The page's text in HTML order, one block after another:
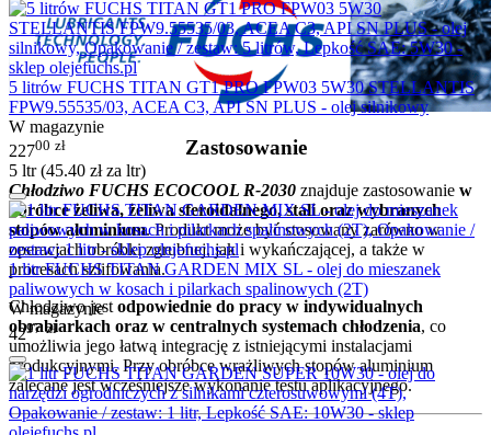
Zastosowanie
Chłodziwo FUCHS ECOCOOL R-2030 znajduje zastosowanie w
obróbce żeliwa, żeliwa sferoidalnego, stali oraz wybranych
stopów aluminium. Produkt może być stosowany zarówno w
operacjach obróbki zgrubnej, jak i wykańczającej, a także w
procesach szlifowania.
Chłodziwo jest odpowiednie do pracy w indywidualnych
obrabiarkach oraz w centralnych systemach chłodzenia, co
umożliwia jego łatwą integrację z istniejącymi instalacjami
produkcyjnymi. Przy obróbce wrażliwych stopów aluminium
zalecane jest wcześniejsze wykonanie testu aplikacyjnego.
5 litrów FUCHS TITAN GT1 PRO FPW03 5W30 STELLANTIS
FPW9.55535/03, ACEA C3, API SN PLUS - olej silnikowy
W magazynie
22700 zł
5 ltr (45.40 złza ltr)
1 litr FUCHS TITAN GARDEN MIX SL - olej do mieszanek
paliwowych w kosach i pilarkach spalinowych (2T)
W magazynie
4297 zł